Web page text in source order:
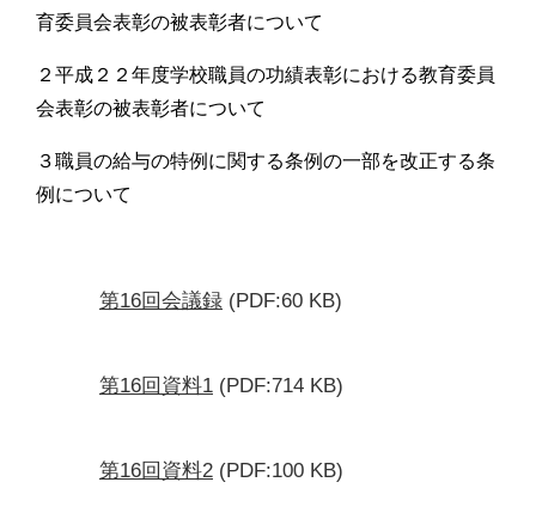
育委員会表彰の被表彰者について
２平成２２年度学校職員の功績表彰における教育委員
会表彰の被表彰者について
３職員の給与の特例に関する条例の一部を改正する条
例について
第16回会議録 (PDF:60 KB)
第16回資料1 (PDF:714 KB)
第16回資料2 (PDF:100 KB)